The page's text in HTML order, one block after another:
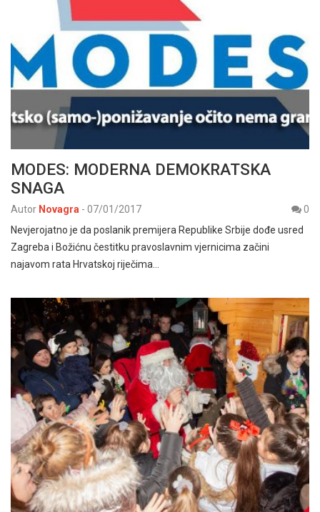
MODES: MODERNA DEMOKRATSKA
SNAGA
Autor Novagra - 07/01/2017
0
Nevjerojatno je da poslanik premijera Republike Srbije dođe usred
Zagreba i Božićnu čestitku pravoslavnim vjernicima začini
najavom rata Hrvatskoj riječima…